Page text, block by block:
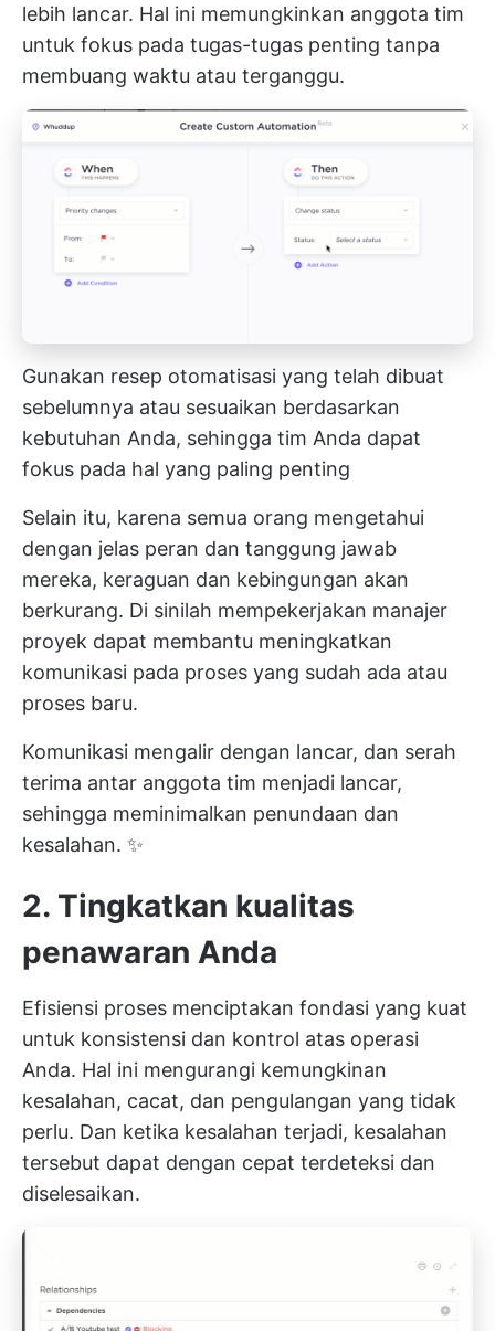
lebih lancar. Hal ini memungkinkan anggota tim
untuk fokus pada tugas-tugas penting tanpa
membuang waktu atau terganggu.
Gunakan resep otomatisasi yang telah dibuat
sebelumnya atau sesuaikan berdasarkan
kebutuhan Anda, sehingga tim Anda dapat
fokus pada hal yang paling penting
Selain itu, karena semua orang mengetahui
dengan jelas peran dan tanggung jawab
mereka, keraguan dan kebingungan akan
berkurang. Di sinilah mempekerjakan manajer
proyek dapat membantu meningkatkan
komunikasi pada proses yang sudah ada atau
proses baru.
Komunikasi mengalir dengan lancar, dan serah
terima antar anggota tim menjadi lancar,
sehingga meminimalkan penundaan dan
kesalahan. ✨
2. Tingkatkan kualitas
penawaran Anda
Efisiensi proses menciptakan fondasi yang kuat
untuk konsistensi dan kontrol atas operasi
Anda. Hal ini mengurangi kemungkinan
kesalahan, cacat, dan pengulangan yang tidak
perlu. Dan ketika kesalahan terjadi, kesalahan
tersebut dapat dengan cepat terdeteksi dan
diselesaikan.